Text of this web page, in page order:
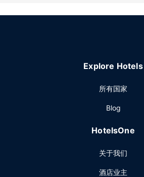
Explore Hotels
所有国家
Blog
HotelsOne
关于我们
酒店业主